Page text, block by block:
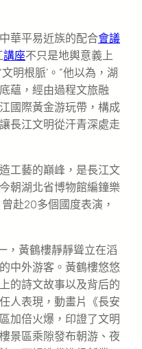
華平易近族的配合會議
講座不只是地輿意義上
明根脈’。”他以為，湖
蘊，經由過程文旅融
國際黃金游玩帶，構成
長江文明從汗青深處走
工藝的巔峰，是長江文
朝湖北省博物館編鐘樂
赴20多個國度表演，
，黃鶴樓靜靜聳立在滔
中外游客。黃鶴樓悠悠
的詩文故事以及背后的
人表現，動畫片《長安
加倍火爆，印證了文明
景區乘隙發布朝游、夜